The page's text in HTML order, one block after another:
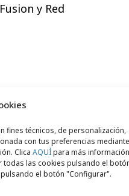
fines técnicos, de personalización,
con tus preferencias
Clica AQUÍpara más información
todas las cookies pulsando el
el botón "Configurar".
y Red
en la
y
off y online
Filipacchi -
de